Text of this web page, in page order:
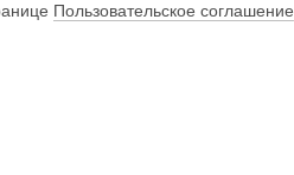
Пользовательское соглашение